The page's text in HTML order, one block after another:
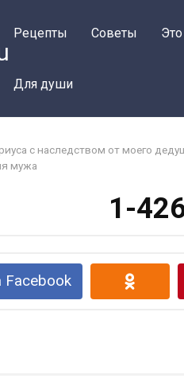
Рецепты Советы
Для души
с наследством от моего
мужа
1-
Facebook